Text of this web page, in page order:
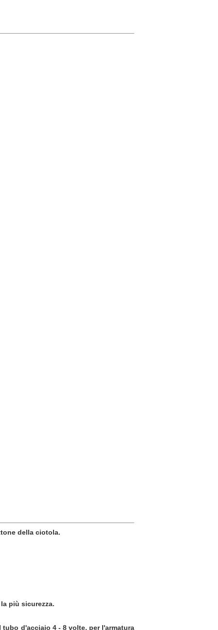
della ciotola.
più sicurezza.
d'acciaio 4 - 8 volte, per l'armatura